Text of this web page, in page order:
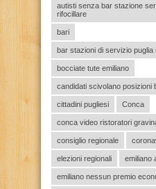
autisti senza bar stazione
rifocillare
bari
bar stazioni di servizio
bocciate tute emiliano
candidati scivolano
cittadini pugliesi Conca
conca video ristoratori
consiglio regionale
elezioni regionali emiliano
emiliano nessun premio